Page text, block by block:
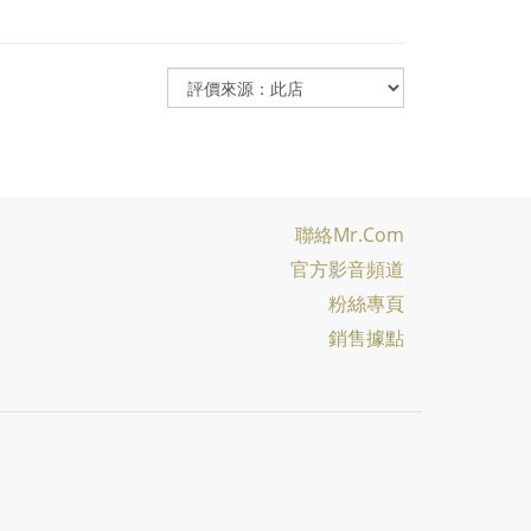
聯絡Mr.com
官方影音頻道
粉絲專頁
銷售據點